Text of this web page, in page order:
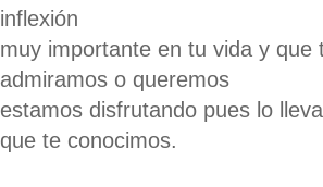
inflexión
muy importante en tu vida y que
admiramos o queremos
estamos disfrutando pues lo
que te conocimos.